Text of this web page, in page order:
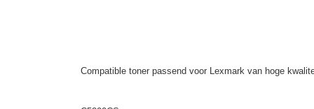
Compatible toner passend voor Lexmark van hoge